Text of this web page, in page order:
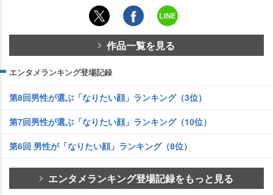
作品一覧を見る
エンタメランキング登場記録
第8回男性が選ぶ「なりたい顔」ランキング（3位）
第7回男性が選ぶ「なりたい顔」ランキング（10位）
第6回 男性が「なりたい顔」ランキング（8位）
エンタメランキング登場記録をもっと見る